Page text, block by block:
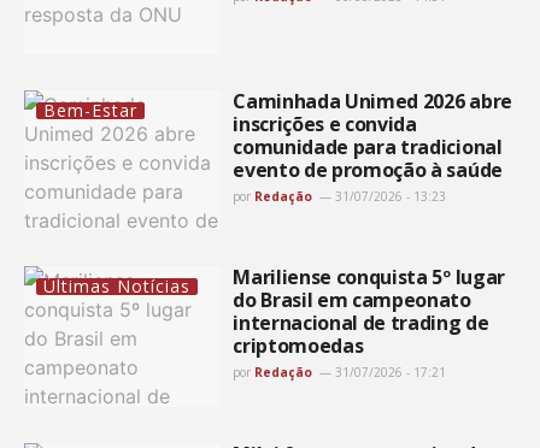
Bem-Estar
Caminhada Unimed 2026 abre
inscrições e convida
comunidade para tradicional
evento de promoção à saúde
por Redação 31/07/2026 - 13:23
Últimas Notícias
Mariliense conquista 5º lugar
do Brasil em campeonato
internacional de trading de
criptomoedas
por Redação 31/07/2026 - 17:21